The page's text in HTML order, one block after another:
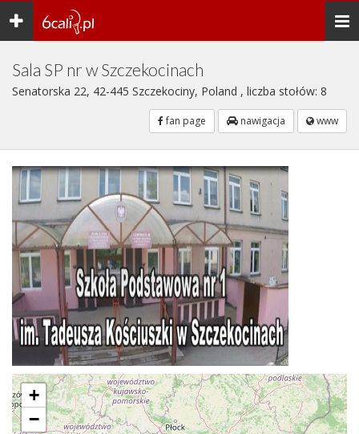
Toggle
navigation
Sala SP nr w Szczekocinach
Senatorska 22, 42-445 Szczekociny, Poland , liczba stołów: 8
fan page nawigacja www
+
−